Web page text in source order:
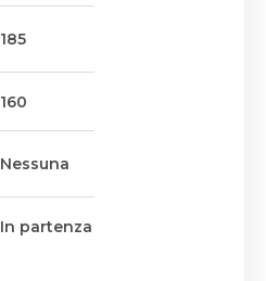
185
160
Nessuna
In partenza